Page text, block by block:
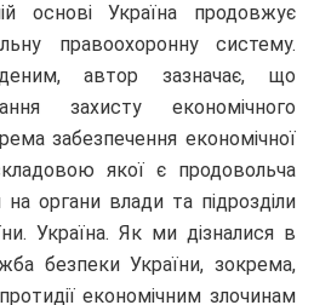
основі Україна продовжує
правоохоронну систему.
автор зазначає, що
захисту економічного
забезпечення економічної
якої є продовольча
органи влади та підрозділи
Україна. Як ми дізналися в
безпеки України, зокрема,
економічним злочинам